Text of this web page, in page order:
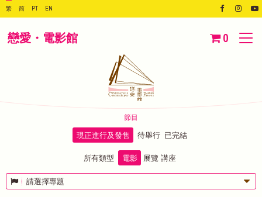
繁 简 PT EN
戀愛・電影館 0
節目
現正進行及發售 待舉行 已完結
所有類型 電影 展覽 講座
請選擇專題